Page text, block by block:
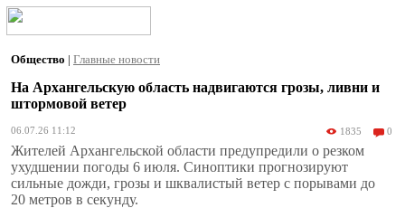
Общество | Главные новости
На Архангельскую область надвигаются грозы, ливни и
штормовой ветер
06.07.26 11:12 1835 0
Жителей Архангельской области предупредили о резком
ухудшении погоды 6 июля. Синоптики прогнозируют
сильные дожди, грозы и шквалистый ветер с порывами до
20 метров в секунду.